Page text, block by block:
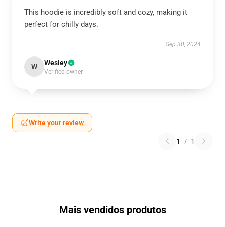
This hoodie is incredibly soft and cozy, making it
perfect for chilly days.
Sep 30, 2024
W Wesley
Verified owner
Write your review
1 / 1
Mais vendidos produtos